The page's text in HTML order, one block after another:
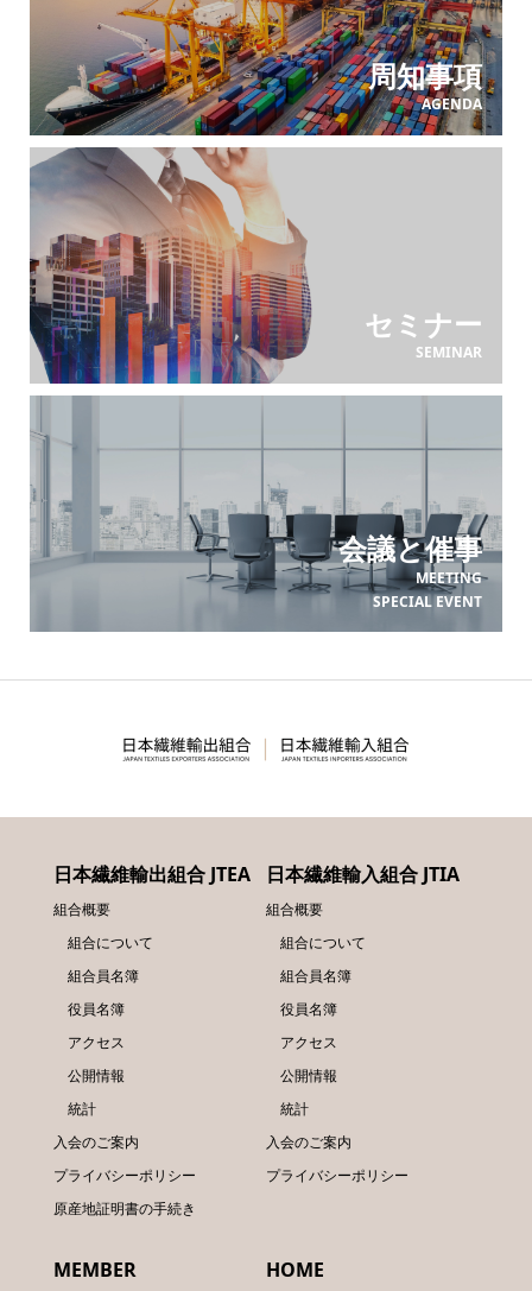
周知事項
AGENDA
セミナー
SEMINAR
会議と催事
MEETING
SPECIAL EVENT
日本繊維輸出組合 JTEA
組合概要
組合について
組合員名簿
役員名簿
アクセス
公開情報
統計
入会のご案内
プライバシーポリシー
原産地証明書の手続き
日本繊維輸入組合 JTIA
組合概要
組合について
組合員名簿
役員名簿
アクセス
公開情報
統計
入会のご案内
プライバシーポリシー
MEMBER HOME